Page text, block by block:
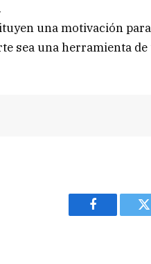
una motivación
sea una herramienta
Facebook